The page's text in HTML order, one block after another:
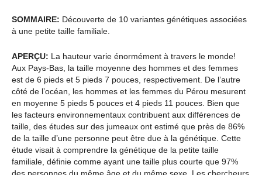
SOMMAIRE: Découverte de 10 variantes génétiques associées
à une petite taille familiale.
APERÇU: La hauteur varie énormément à travers le monde!
Aux Pays-Bas, la taille moyenne des hommes et des femmes
est de 6 pieds et 5 pieds 7 pouces, respectivement. De l’autre
côté de l’océan, les hommes et les femmes du Pérou mesurent
en moyenne 5 pieds 5 pouces et 4 pieds 11 pouces. Bien que
les facteurs environnementaux contribuent aux différences de
taille, des études sur des jumeaux ont estimé que près de 86%
de la taille d’une personne peut être due à la génétique. Cette
étude visait à comprendre la génétique de la petite taille
familiale, définie comme ayant une taille plus courte que 97%
des personnes du même âge et du même sexe. Les chercheurs